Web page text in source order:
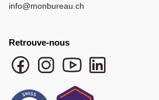
info@monbureau.ch
Retrouve-nous
Facebook monbureau
Instagram monbureau
YouTube monbureau